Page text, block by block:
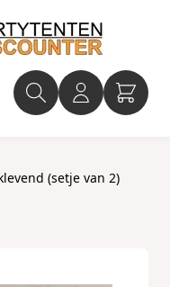
(setje van 2)